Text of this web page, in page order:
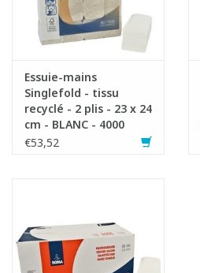
Essuie-mains
Singlefold - tissu
recyclé - 2 plis - 23 x 24
cm - BLANC - 4000
pièces (20x200)
€53,52